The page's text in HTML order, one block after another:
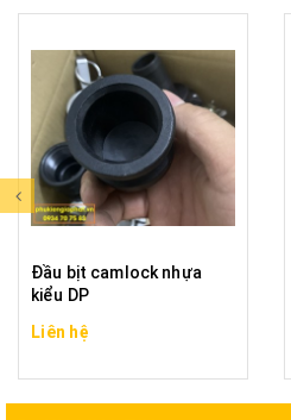
Đầu bịt camlock nhựa
kiểu DP
Liên hệ